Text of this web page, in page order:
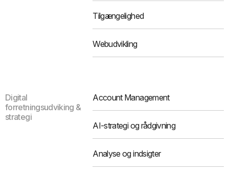
Tilgængelighed
Webudvikling
Digital
forretningsudviking &
strategi
Account Management
AI-strategi og rådgivning
Analyse og indsigter